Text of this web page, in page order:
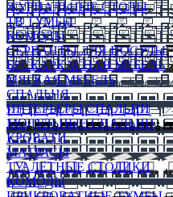
ЖУРНАЛЬНЫЕ СТОЛЫ
ТВ ТУМБЫ
КОМОДЫ
СЕРВАНТЫ ДЛЯ
БЕСКАРКАСНАЯ МЕБЕЛЬ
МЯГКАЯ МЕБЕЛЬ
СПАЛЬНЯ
ИНТЕРЬЕРЫ СПАЛЬНИ
МОДУЛЬНЫЕ СПАЛЬНИ
КРОВАТИ
МАТРАСЫ
ТУАЛЕТНЫЕ СТОЛИКИ
КОМОДЫ